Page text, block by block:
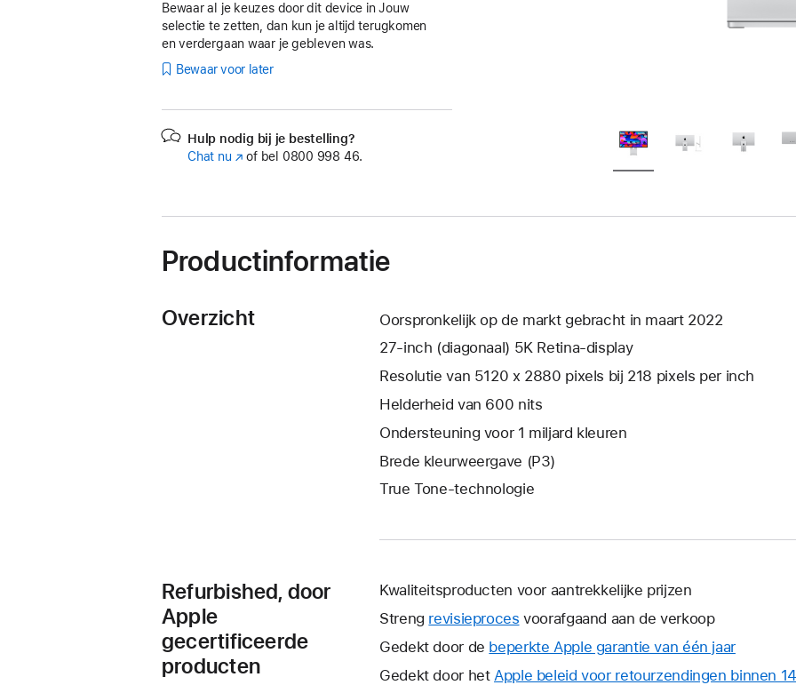
Bewaar al je keuzes door dit device in Jouw
selectie te zetten, dan kun je altijd terugkomen
en verdergaan waar je gebleven was.
Bewaar voor later
Hulp nodig bij je bestelling?
Chat nu (Wordt
of bel 0800 998 46.
Productinformatie
Overzicht
Oorspronkelijk op de markt gebracht in maart 2022
27‑inch (diagonaal) 5K Retina-display
Resolutie van 5120 x 2880 pixels bij 218 pixels per inch
Helderheid van 600 nits
Ondersteuning voor 1 miljard kleuren
Brede kleurweergave (P3)
True Tone-technologie
Refurbished, door
Apple
gecertificeerde
producten
Kwaliteitsproducten voor aantrekkelijke prijzen
Streng revisieproces voorafgaand aan de verkoop
Gedekt door de beperkte Apple garantie van één jaarHierdoor
wordt
Gedekt door het Apple beleid voor retourzendingen binnen